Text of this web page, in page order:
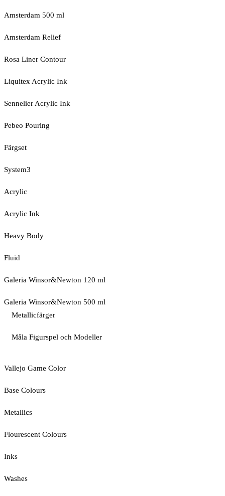
Amsterdam 500 ml
Amsterdam Relief
Rosa Liner Contour
Liquitex Acrylic Ink
Sennelier Acrylic Ink
Pebeo Pouring
Färgset
System3
Acrylic
Acrylic Ink
Heavy Body
Fluid
Galeria Winsor&Newton 120 ml
Galeria Winsor&Newton 500 ml
Metallicfärger
Måla Figurspel och Modeller
Vallejo Game Color
Base Colours
Metallics
Flourescent Colours
Inks
Washes